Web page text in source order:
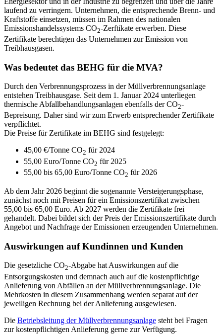
laufend zu verringern. Unternehmen, die entsprechende Brenn- und
Kraftstoffe einsetzen, müssen im Rahmen des nationalen
Emissionshandelssystems CO2-Zerftikate erwerben. Diese
Zertifikate berechtigen das Unternehmen zur Emission von
Treibhausgasen.
Was bedeutet das BEHG für die MVA?
Durch den Verbrennungsprozess in der Müllverbrennungsanlage
entstehen Treibhausgase. Seit dem 1. Januar 2024 unterliegen
thermische Abfallbehandlungsanlagen ebenfalls der CO2-
Bepreisung. Daher sind wir zum Erwerb entsprechender Zertifikate
verpflichtet.
Die Preise für Zertifikate im BEHG sind festgelegt:
45,00 €/Tonne CO2 für 2024
55,00 Euro/Tonne CO2 für 2025
55,00 bis 65,00 Euro/Tonne CO2 für 2026
Ab dem Jahr 2026 beginnt die sogenannte Versteigerungsphase,
zunächst noch mit Preisen für ein Emissionszertifikat zwischen
55,00 bis 65,00 Euro. Ab 2027 werden die Zertifikate frei
gehandelt. Dabei bildet sich der Preis der Emissionszertifikate durch
Angebot und Nachfrage der Emissionen erzeugenden Unternehmen.
Auswirkungen auf Kundinnen und Kunden
Die gesetzliche CO2-Abgabe hat Auswirkungen auf die
Entsorgungskosten und demnach auch auf die kostenpflichtige
Anlieferung von Abfällen an der Müllverbrennungsanlage. Die
Mehrkosten in diesem Zusammenhang werden separat auf der
jeweiligen Rechnung bei der Anlieferung ausgewiesen.
Die Betriebsleitung der Müllverbrennungsanlage steht bei Fragen
zur kostenpflichtigen Anlieferung gerne zur Verfügung.